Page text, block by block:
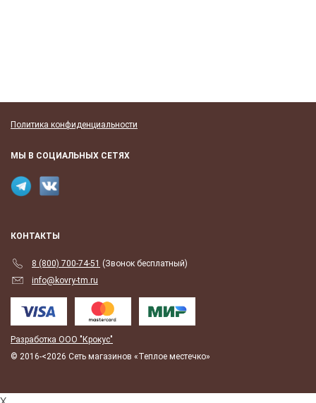
Политика конфиденциальности
МЫ В СОЦИАЛЬНЫХ СЕТЯХ
КОНТАКТЫ
8 (800) 700-74-51 (Звонок бесплатный)
info@kovry-tm.ru
Разработка ООО "Крокус"
© 2016-<2026 Сеть магазинов «Теплое местечко»